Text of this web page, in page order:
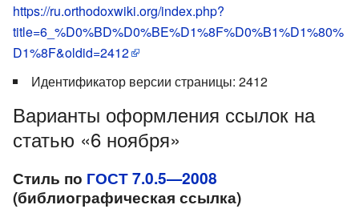
https://ru.orthodoxwiki.org/index.php?
title=6_%D0%BD%D0%BE%D1%8F%D0%B1%D1%80%
D1%8F&oldid=2412
Идентификатор версии страницы: 2412
Варианты оформления ссылок на
статью «6 ноября»
Стиль по ГОСТ 7.0.5—2008
(библиографическая ссылка)